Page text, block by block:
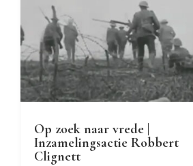
Op zoek naar vrede |
Inzamelingsactie Robbert
Clignett